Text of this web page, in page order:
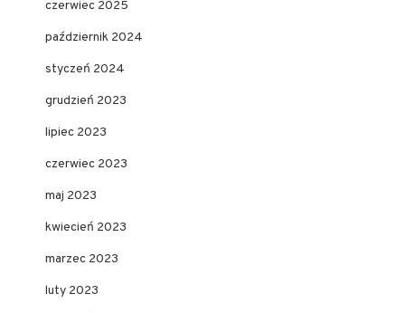
czerwiec 2025
październik 2024
styczeń 2024
grudzień 2023
lipiec 2023
czerwiec 2023
maj 2023
kwiecień 2023
marzec 2023
luty 2023